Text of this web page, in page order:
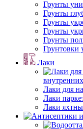
Грунты
Грунты
Грунты
Грунты
Грунты
Грунтовки
Лаки
Лаки для
Лаки
Лаки